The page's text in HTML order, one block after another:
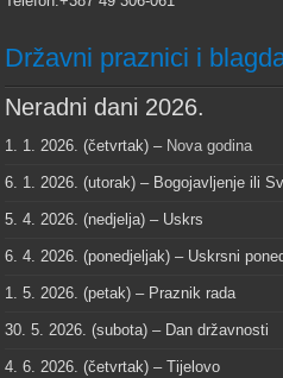
Državni praznici i
Neradni dani 2026.
1. 1. 2026. (četvrtak) – Nova godina
6. 1. 2026. (utorak) – Bogojavljenje ili
5. 4. 2026. (nedjelja) – Uskrs
6. 4. 2026. (ponedjeljak) – Uskrsni
1. 5. 2026. (petak) – Praznik rada
30. 5. 2026. (subota) – Dan državnosti
4. 6. 2026. (četvrtak) – Tijelovo